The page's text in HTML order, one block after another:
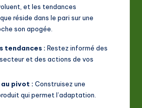
et les tendances
réside dans le pari sur une
son apogée.
tendances : Restez informé des
et des actions de vos
pivot : Construisez une
qui permet l’adaptation.